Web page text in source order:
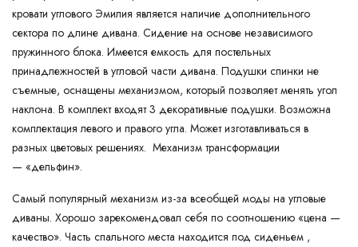
кровати углового Эмилия является наличие дополнительного
сектора по длине дивана. Сидение на основе независимого
пружинного блока. Имеется емкость для постельных
принадлежностей в угловой части дивана. Подушки спинки не
съемные, оснащены механизмом, который позволяет менять угол
наклона. В комплект входят 3 декоративные подушки. Возможна
комплектация левого и правого угла. Может изготавливаться в
разных цветовых решениях. Механизм трансформации
— «дельфин».
Самый популярный механизм из-за всеобщей моды на угловые
диваны. Хорошо зарекомендовал себя по соотношению «цена —
качество». Часть спального места находится под сиденьем ,